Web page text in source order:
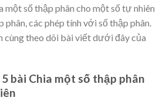
một số thập phân cho một số tự nhiên
phân, các phép tính với số thập phân.
cùng theo dõi bài viết dưới đây của
bài Chia một số thập phân